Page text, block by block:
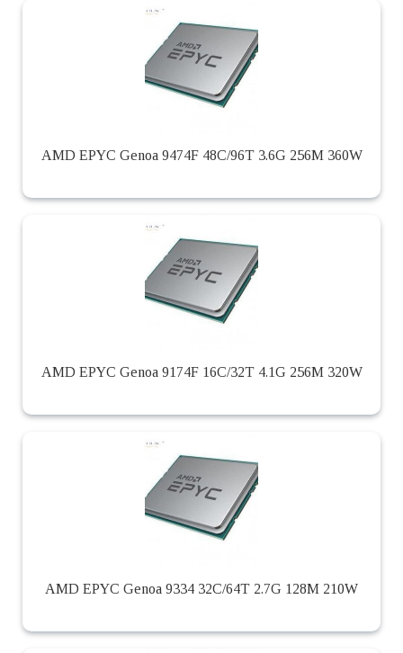
AMD EPYC Genoa 9474F 48C/96T 3.6G 256M 360W
AMD EPYC Genoa 9174F 16C/32T 4.1G 256M 320W
AMD EPYC Genoa 9334 32C/64T 2.7G 128M 210W